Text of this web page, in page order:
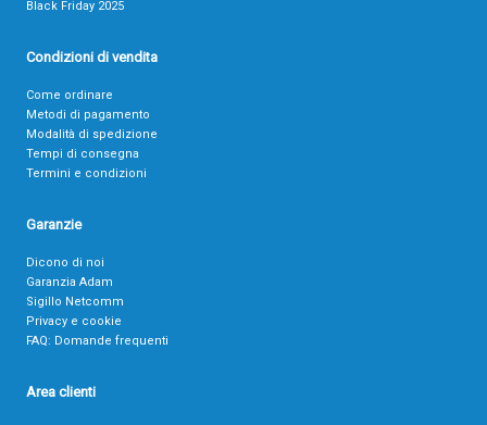
Black Friday 2025
Condizioni di vendita
Come ordinare
Metodi di pagamento
Modalità di spedizione
Tempi di consegna
Termini e condizioni
Garanzie
Dicono di noi
Garanzia Adam
Sigillo Netcomm
Privacy e cookie
FAQ: Domande frequenti
Area clienti